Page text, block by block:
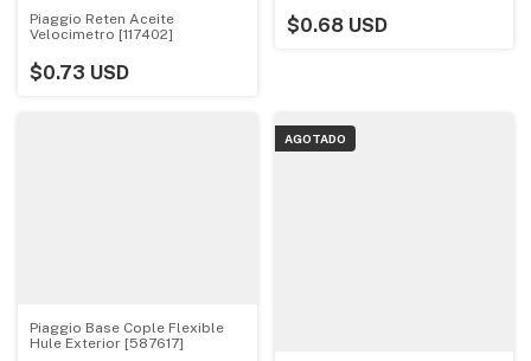
Piaggio Reten Aceite
Velocimetro [117402]
$0.73 USD
$0.68 USD
Piaggio Base Cople Flexible
Hule Exterior [587617]
AGOTADO